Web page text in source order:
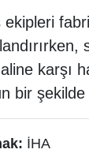
ekipleri
karşı
bir şekilde
İHA